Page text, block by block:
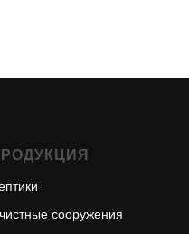
сооружения